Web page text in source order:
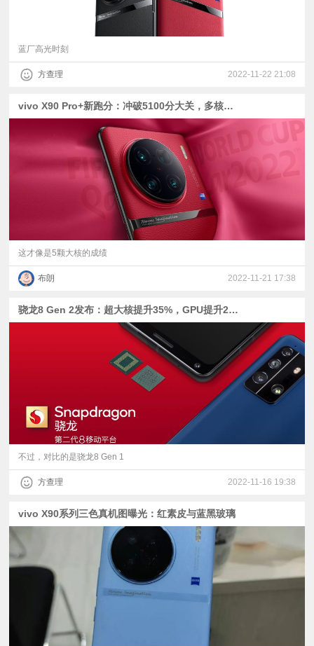
蓝厂高光时刻
方查理 2022-11-22 21:08
vivo X90 Pro+新跑分：冲破5100分大关，多核领先天玑9200 14%
这才像是5颗大核的成绩
布朗 2022-11-21 17:38
骁龙8 Gen 2发布：超大核提升35%，GPU提升25%
不过，对比的是骁龙8 Gen 1
方查理 2022-11-16 19:38
vivo X90系列三色真机图曝光：红素皮与蓝黑玻璃